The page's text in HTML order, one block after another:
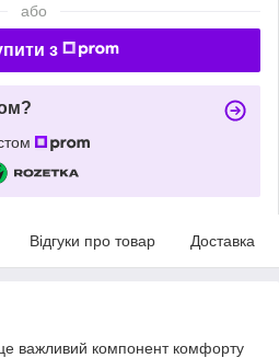
або
з
Відгуки про товар Доставка
важливий компонент комфорту